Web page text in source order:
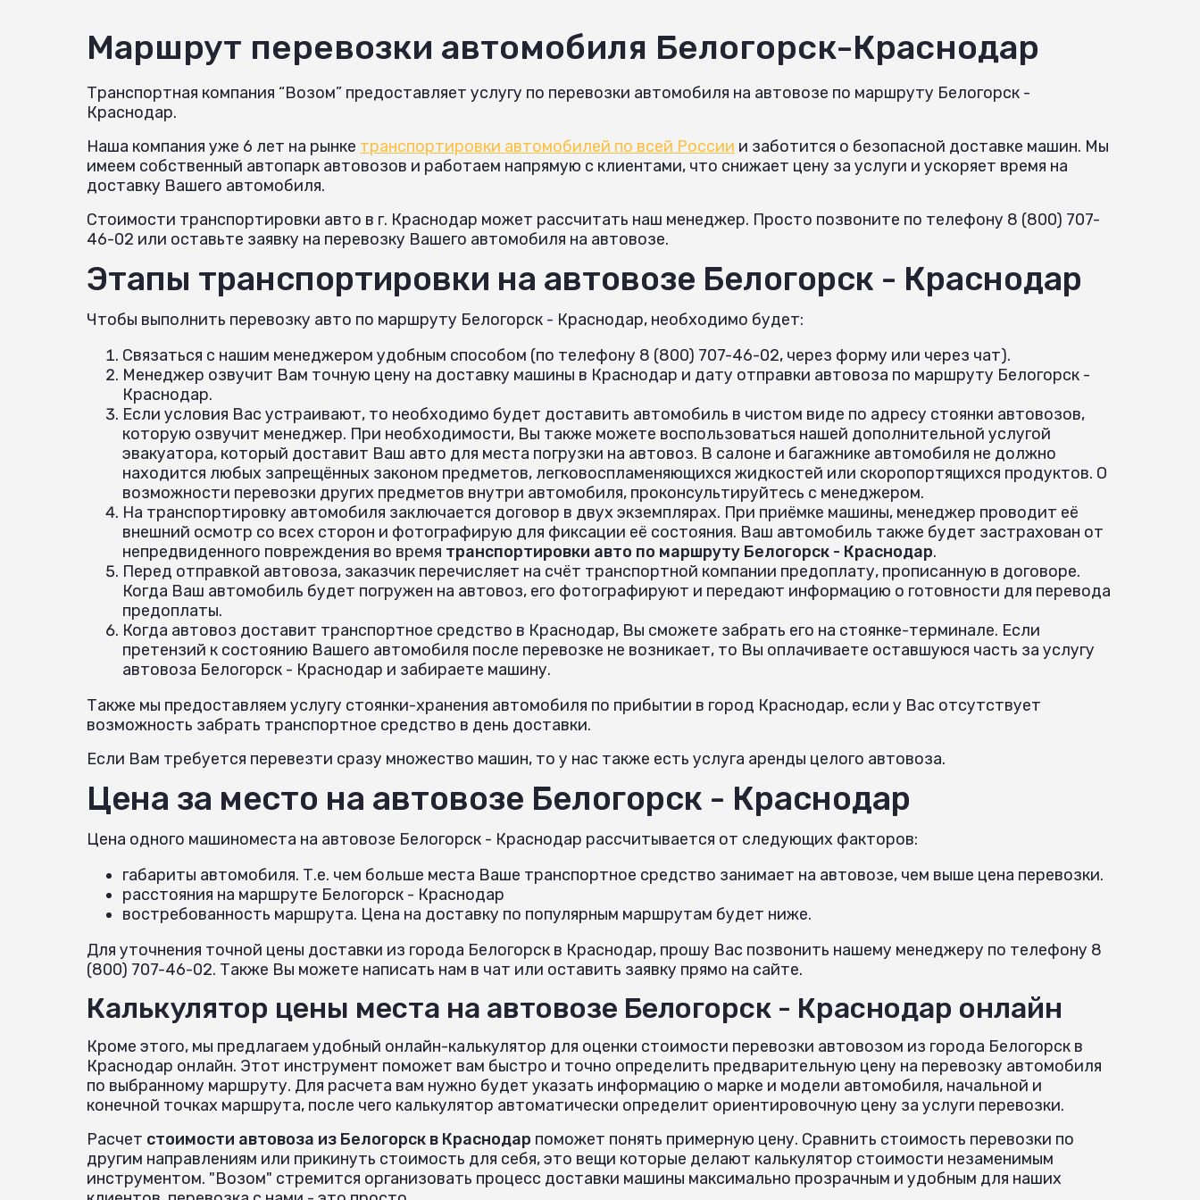
Маршрут перевозки автомобиля Белогорск-Краснодар
Транспортная компания “Возом” предоставляет услугу по перевозки автомобиля на автовозе по маршруту Белогорск -
Краснодар.
Наша компания уже 6 лет на рынке транспортировки автомобилей по всей России и заботится о безопасной доставке машин. Мы
имеем собственный автопарк автовозов и работаем напрямую с клиентами, что снижает цену за услуги и ускоряет время на
доставку Вашего автомобиля.
Стоимости транспортировки авто в г. Краснодар может рассчитать наш менеджер. Просто позвоните по телефону 8 (800) 707-
46-02 или оставьте заявку на перевозку Вашего автомобиля на автовозе.
Этапы транспортировки на автовозе Белогорск - Краснодар
Чтобы выполнить перевозку авто по маршруту Белогорск - Краснодар, необходимо будет:
Связаться с нашим менеджером удобным способом (по телефону 8 (800) 707-46-02, через форму или через чат).
Менеджер озвучит Вам точную цену на доставку машины в Краснодар и дату отправки автовоза по маршруту Белогорск -
Краснодар.
Если условия Вас устраивают, то необходимо будет доставить автомобиль в чистом виде по адресу стоянки автовозов,
которую озвучит менеджер. При необходимости, Вы также можете воспользоваться нашей дополнительной услугой
эвакуатора, который доставит Ваш авто для места погрузки на автовоз. В салоне и багажнике автомобиля не должно
находится любых запрещённых законом предметов, легковоспламеняющихся жидкостей или скоропортящихся продуктов. О
возможности перевозки других предметов внутри автомобиля, проконсультируйтесь с менеджером.
На транспортировку автомобиля заключается договор в двух экземплярах. При приёмке машины, менеджер проводит её
внешний осмотр со всех сторон и фотографирую для фиксации её состояния. Ваш автомобиль также будет застрахован от
непредвиденного повреждения во время транспортировки авто по маршруту Белогорск - Краснодар.
Перед отправкой автовоза, заказчик перечисляет на счёт транспортной компании предоплату, прописанную в договоре.
Когда Ваш автомобиль будет погружен на автовоз, его фотографируют и передают информацию о готовности для перевода
предоплаты.
Когда автовоз доставит транспортное средство в Краснодар, Вы сможете забрать его на стоянке-терминале. Если
претензий к состоянию Вашего автомобиля после перевозке не возникает, то Вы оплачиваете оставшуюся часть за услугу
автовоза Белогорск - Краснодар и забираете машину.
Также мы предоставляем услугу стоянки-хранения автомобиля по прибытии в город Краснодар, если у Вас отсутствует
возможность забрать транспортное средство в день доставки.
Если Вам требуется перевезти сразу множество машин, то у нас также есть услуга аренды целого автовоза.
Цена за место на автовозе Белогорск - Краснодар
Цена одного машиноместа на автовозе Белогорск - Краснодар рассчитывается от следующих факторов:
габариты автомобиля. Т.е. чем больше места Ваше транспортное средство занимает на автовозе, чем выше цена перевозки.
расстояния на маршруте Белогорск - Краснодар
востребованность маршрута. Цена на доставку по популярным маршрутам будет ниже.
Для уточнения точной цены доставки из города Белогорск в Краснодар, прошу Вас позвонить нашему менеджеру по телефону 8
(800) 707-46-02. Также Вы можете написать нам в чат или оставить заявку прямо на сайте.
Калькулятор цены места на автовозе Белогорск - Краснодар онлайн
Кроме этого, мы предлагаем удобный онлайн-калькулятор для оценки стоимости перевозки автовозом из города Белогорск в
Краснодар онлайн. Этот инструмент поможет вам быстро и точно определить предварительную цену на перевозку автомобиля
по выбранному маршруту. Для расчета вам нужно будет указать информацию о марке и модели автомобиля, начальной и
конечной точках маршрута, после чего калькулятор автоматически определит ориентировочную цену за услуги перевозки.
Расчет стоимости автовоза из Белогорск в Краснодар поможет понять примерную цену. Сравнить стоимость перевозки по
другим направлениям или прикинуть стоимость для себя, это вещи которые делают калькулятор стоимости незаменимым
инструментом. "Возом" стремится организовать процесс доставки машины максимально прозрачным и удобным для наших